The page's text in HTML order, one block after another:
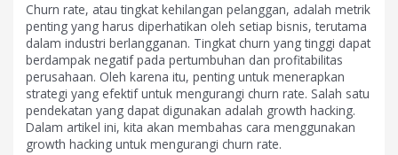
Churn rate, atau tingkat kehilangan pelanggan, adalah metrik
penting yang harus diperhatikan oleh setiap bisnis, terutama
dalam industri berlangganan. Tingkat churn yang tinggi dapat
berdampak negatif pada pertumbuhan dan profitabilitas
perusahaan. Oleh karena itu, penting untuk menerapkan
strategi yang efektif untuk mengurangi churn rate. Salah satu
pendekatan yang dapat digunakan adalah growth hacking.
Dalam artikel ini, kita akan membahas cara menggunakan
growth hacking untuk mengurangi churn rate.